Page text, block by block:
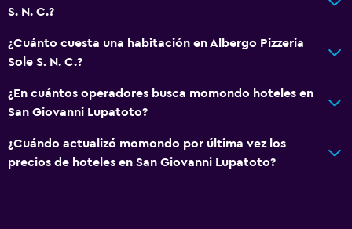
S. N. C.?
¿Cuánto cuesta una habitación en Albergo Pizzeria
Sole S. N. C.?
¿En cuántos operadores busca momondo hoteles en
San Giovanni Lupatoto?
¿Cuándo actualizó momondo por última vez los
precios de hoteles en San Giovanni Lupatoto?